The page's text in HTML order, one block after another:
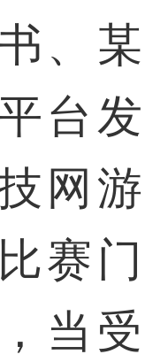
、某
台发
网游
赛门
当受